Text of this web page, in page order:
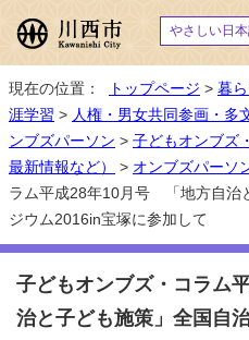
やさしい日
現在の位置： トップページ > 暮
涯学習 > 人権・男女共同参画・多
ンブズパーソン > 子どもオンブズ
最新情報など）
> オンブズパーソ
ラム平成28年10月号 「地方自治
ジウム2016in宝塚に参加して
子どもオンブズ・コラム
治と子ども施策」全国自